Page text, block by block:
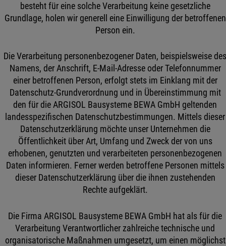
besteht für eine solche Verarbeitung keine gesetzliche
Grundlage, holen wir generell eine Einwilligung der betroffenen
Person ein.
Die Verarbeitung personenbezogener Daten, beispielsweise
Namens, der Anschrift, E-Mail-Adresse oder Telefonnummer
einer betroffenen Person, erfolgt stets im Einklang mit der
Datenschutz-Grundverordnung und in Übereinstimmung mit
den für die ARGISOL Bausysteme BEWA GmbH geltenden
landesspezifischen Datenschutzbestimmungen. Mittels dieser
Datenschutzerklärung möchte unser Unternehmen die
Öffentlichkeit über Art, Umfang und Zweck der von uns
erhobenen, genutzten und verarbeiteten personenbezogenen
Daten informieren. Ferner werden betroffene Personen mittels
dieser Datenschutzerklärung über die ihnen zustehenden
Rechte aufgeklärt.
Die Firma ARGISOL Bausysteme BEWA GmbH hat als für die
Verarbeitung Verantwortlicher zahlreiche technische und
organisatorische Maßnahmen umgesetzt, um einen möglichst